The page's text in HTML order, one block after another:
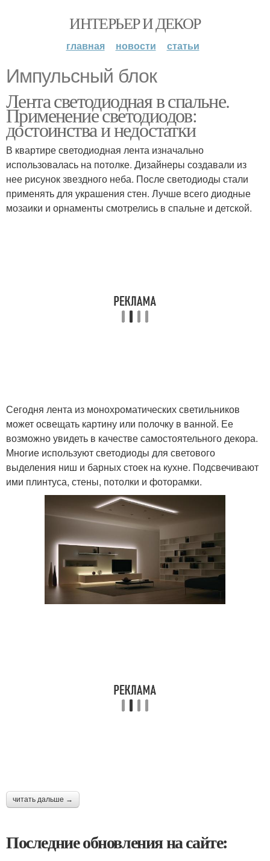
ИНТЕРЬЕР И ДЕКОР
главная новости статьи
Импульсный блок
Лента светодиодная в спальне.
Применение светодиодов:
достоинства и недостатки
В квартире светодиодная лента изначально
использовалась на потолке. Дизайнеры создавали из
нее рисунок звездного неба. После светодиоды стали
применять для украшения стен. Лучше всего диодные
мозаики и орнаменты смотрелись в спальне и детской.
Сегодня лента из монохроматических светильников
может освещать картину или полочку в ванной. Ее
возможно увидеть в качестве самостоятельного декора.
Многие используют светодиоды для светового
выделения ниш и барных стоек на кухне. Подсвечивают
ими плинтуса, стены, потолки и фоторамки.
читать дальше →
Последние обновления на сайте: